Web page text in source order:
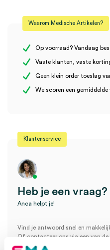
Naald FS-2
Steriel
Uitvoering niet-
Er zijn nog geen beoordelingen.
naald FS-2, steriel (36)” te
Waarom Medische Artikelen?
Op voorraad? Vandaag
Vaste klanten, vaste
Geen klein order toeslag
We scoren een
Klantenservice
Heb je een vraag?
Anca helpt je!
Vind je antwoord snel en
Of contacteer ons via een van de
Onze klantenservice is